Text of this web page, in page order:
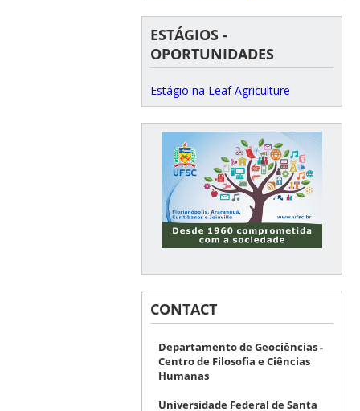
ESTÁGIOS -
OPORTUNIDADES
Estágio na Leaf Agriculture
CONTACT
Departamento de Geociências -
Centro de Filosofia e Ciências
Humanas
Universidade Federal de Santa